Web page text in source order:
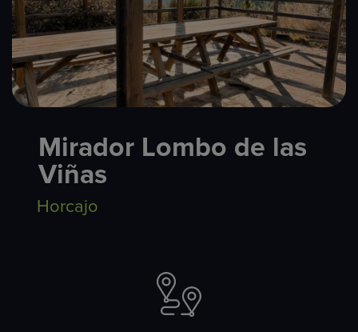
Mirador Lombo de las
Viñas
Horcajo